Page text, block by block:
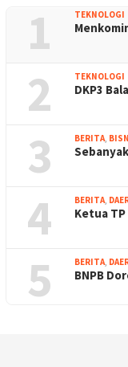
1 TEKNOLOGI
2 TEKNOLOGI
DKP3
3 BERITA,
4 BERITA,
Ketua
5 BERITA,
BNPB